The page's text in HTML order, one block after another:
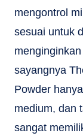
mengontrol
sesuai untuk
sayangnya
Powder
medium, dan
sangat